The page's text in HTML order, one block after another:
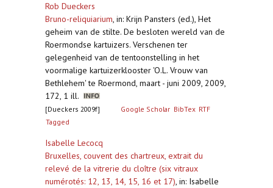
Rob Dueckers
Bruno-reliquiarium, in: Krijn Pansters (ed.), Het
geheim van de stilte. De besloten wereld van de
Roermondse kartuizers. Verschenen ter
gelegenheid van de tentoonstelling in het
voormalige kartuizerklooster 'O.L. Vrouw van
Bethlehem' te Roermond, maart - juni 2009, 2009,
172, 1 ill.
[Dueckers 2009f] Google Scholar BibTex RTF
Tagged
Isabelle Lecocq
Bruxelles, couvent des chartreux, extrait du
relevé de la vitrerie du cloître (six vitraux
numérotés: 12, 13, 14, 15, 16 et 17), in: Isabelle